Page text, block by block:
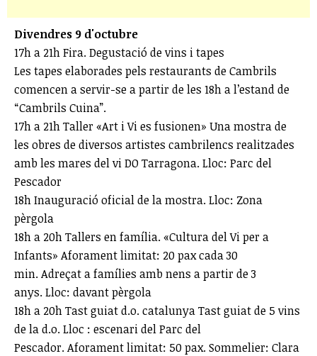
Divendres 9 d'octubre
17h a 21h Fira. Degustació de vins i tapes
Les tapes elaborades pels restaurants de Cambrils
comencen a servir-se a partir de les 18h a l’estand de
“Cambrils Cuina”.
17h a 21h Taller «Art i Vi es fusionen» Una mostra de
les obres de diversos artistes cambrilencs realitzades
amb les mares del vi DO Tarragona. Lloc: Parc del
Pescador
18h Inauguració oficial de la mostra. Lloc: Zona
pèrgola
18h a 20h Tallers en família. «Cultura del Vi per a
Infants» Aforament limitat: 20 pax cada 30
min. Adreçat a famílies amb nens a partir de 3
anys. Lloc: davant pèrgola
18h a 20h Tast guiat d.o. catalunya Tast guiat de 5 vins
de la d.o. Lloc : escenari del Parc del
Pescador. Aforament limitat: 50 pax. Sommelier: Clara